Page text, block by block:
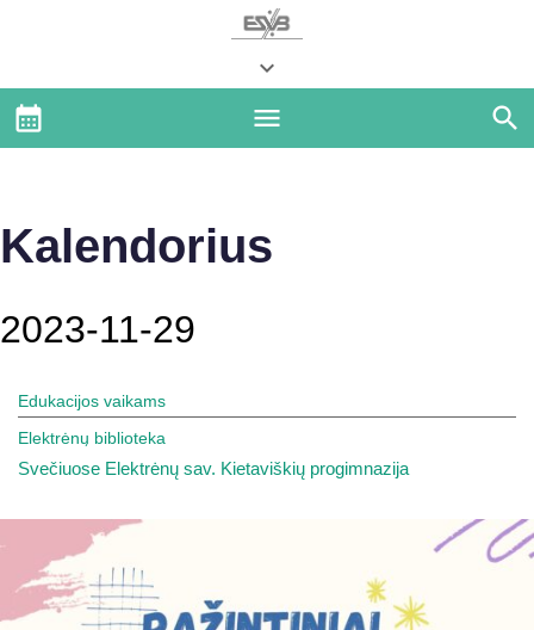
Kalendorius
2023-11-29
Edukacijos vaikams
Elektrėnų biblioteka
Svečiuose Elektrėnų sav. Kietaviškių progimnazija